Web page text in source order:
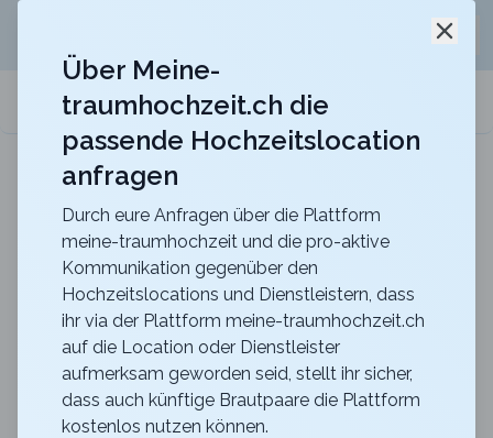
meine-traumhochzeit.ch
b_smart hotel Schönenwerd
Für ein zauberhaftes Hochzeitsfest
Zurück zur Suche
Werk1
4.4
SG
GossauMerkliste Link teilen
Über Meine-
traumhochzeit.ch die
passende Hochzeitslocation
anfragen
Durch eure Anfragen über die Plattform
meine-traumhochzeit und die pro-aktive
Kommunikation gegenüber den
Hochzeitslocations und Dienstleistern, dass
ihr via der Plattform meine-traumhochzeit.ch
auf die Location oder Dienstleister
aufmerksam geworden seid, stellt ihr sicher,
dass auch künftige Brautpaare die Plattform
kostenlos nutzen können.